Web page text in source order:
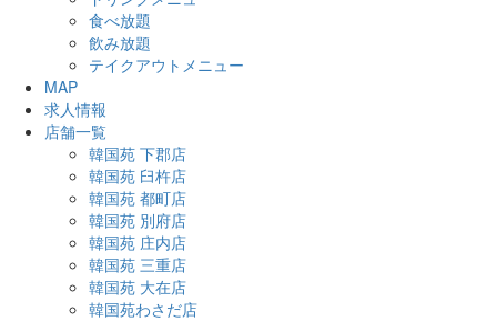
食べ放題
飲み放題
テイクアウトメニュー
MAP
求人情報
店舗一覧
韓国苑 下郡店
韓国苑 臼杵店
韓国苑 都町店
韓国苑 別府店
韓国苑 庄内店
韓国苑 三重店
韓国苑 大在店
韓国苑わさだ店